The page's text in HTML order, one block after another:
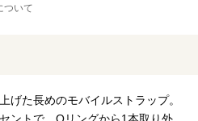
ついて
げた長めのモバイルストラップ。
ントで、Oリングから1本取り外